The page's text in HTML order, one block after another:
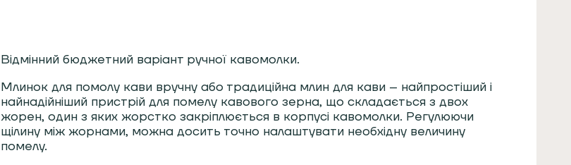
Відмінний бюджетний варіант ручної кавомолки.
Млинок для помолу кави вручну або традиційна млин для кави – найпростіший і
найнадійніший пристрій для помелу кавового зерна, що складається з двох
жорен, один з яких жорстко закріплюється в корпусі кавомолки. Регулюючи
щілину між жорнами, можна досить точно налаштувати необхідну величину
помелу.